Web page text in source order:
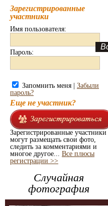
Зарегистрированные
участники
Имя пользователя:
Пароль:
Запомнить меня | Забыли
пароль?
Еще не участник?
Зарегистрированные участники
могут размещать свои фото,
следить за комментариями и
многое другое... Все плюсы
регистрации >>
Случайная
фотография